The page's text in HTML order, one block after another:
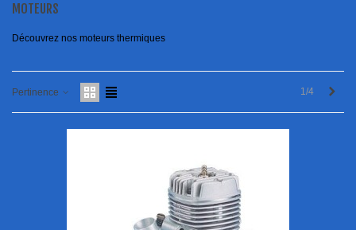
MOTEURS
Découvrez nos moteurs thermiques
Pertinence 1/4